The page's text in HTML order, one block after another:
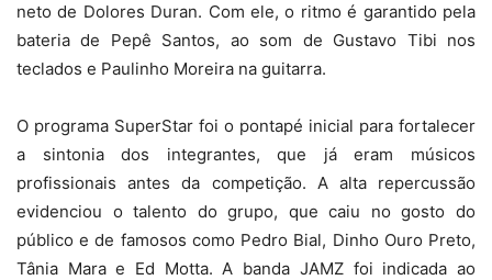
neto de Dolores Duran. Com ele, o ritmo é garantido pela
bateria de Pepê Santos, ao som de Gustavo Tibi nos
teclados e Paulinho Moreira na guitarra.
O programa SuperStar foi o pontapé inicial para fortalecer
a sintonia dos integrantes, que já eram músicos
profissionais antes da competição. A alta repercussão
evidenciou o talento do grupo, que caiu no gosto do
público e de famosos como Pedro Bial, Dinho Ouro Preto,
Tânia Mara e Ed Motta. A banda JAMZ foi indicada ao